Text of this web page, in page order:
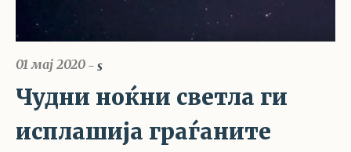
01 мај 2020 s
Чудни ноќни светла ги
исплашија граѓаните